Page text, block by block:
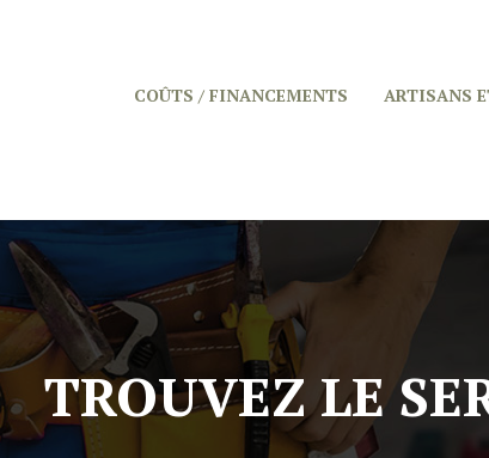
ARTISANS
COÛTS / FINANCEMENTS
TROUVEZ LE